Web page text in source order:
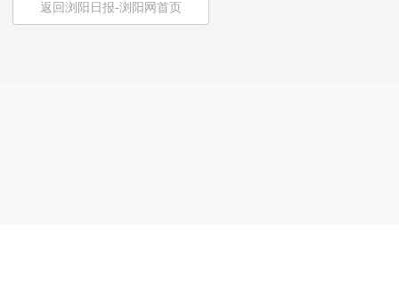
返回浏阳日报-浏阳网首页